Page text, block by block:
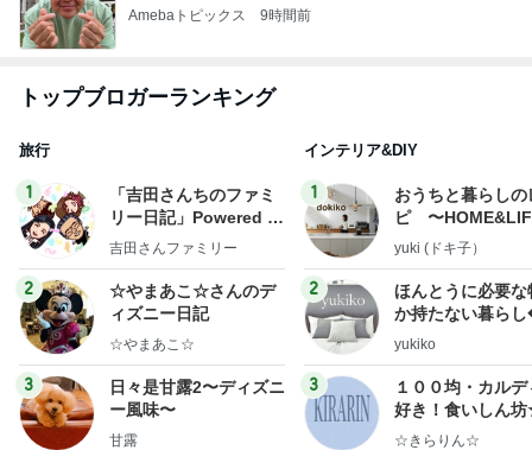
Amebaトピックス 9時間前
トップブロガーランキング
旅行
1
「吉田さんちのファミ
リー日記」Powered b
y Ameba 吉田さんファ
ログ
吉田さんファミリー
2
☆やまあこ☆さんのデ
ィズニー日記
☆やまあこ☆
3
日々是甘露2〜ディズニ
ー風味〜
甘露
インテリア&DIY
1
おうちと暮らしの
ピ 〜
yuki (ドキ子）
2
ほんとうに必要な
か持たない暮ら
ep Life Simple◆
yukiko
3
１００均・カルデ
好き！食いしん
らりん☆のブログ
☆きらりん☆